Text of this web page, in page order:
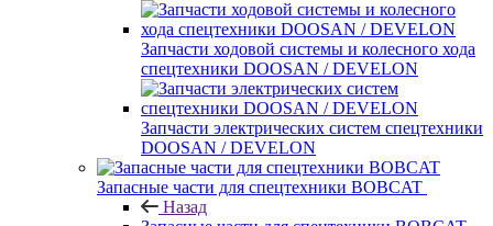
Запчасти ходовой системы и колесного хода
спецтехники DOOSAN / DEVELON
Запчасти электрических систем спецтехники
DOOSAN / DEVELON
Запасные части для спецтехники BOBCAT
Назад